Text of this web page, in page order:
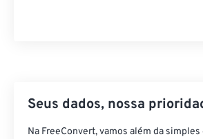
Seus dados, nossa
Na FreeConvert, vamos além da